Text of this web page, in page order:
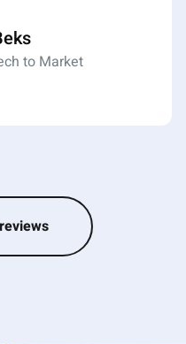
to Market